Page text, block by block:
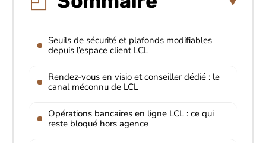
Seuils de sécurité et plafonds modifiables
depuis l’espace client LCL
Rendez-vous en visio et conseiller dédié : le
canal méconnu de LCL
Opérations bancaires en ligne LCL : ce qui
reste bloqué hors agence